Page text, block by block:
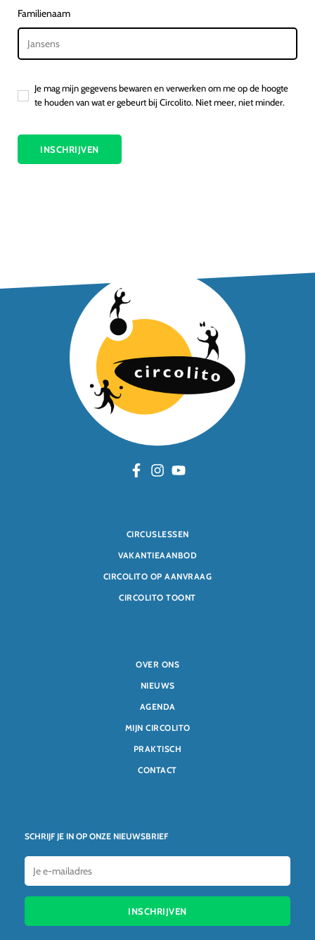
Familienaam
Je mag mijn gegevens bewaren en verwerken om me op de hoogte
te houden van wat er gebeurt bij Circolito. Niet meer, niet minder.
INSCHRIJVEN
CIRCUSLESSEN
VAKANTIEAANBOD
CIRCOLITO OP AANVRAAG
CIRCOLITO TOONT
SCHRIJF JE IN OP ONZE NIEUWSBRIEF
INSCHRIJVEN
OVER ONS
NIEUWS
AGENDA
MIJN CIRCOLITO
PRAKTISCH
CONTACT